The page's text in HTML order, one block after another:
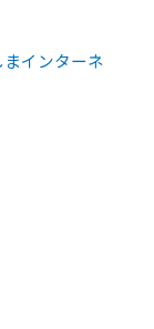
インターネ